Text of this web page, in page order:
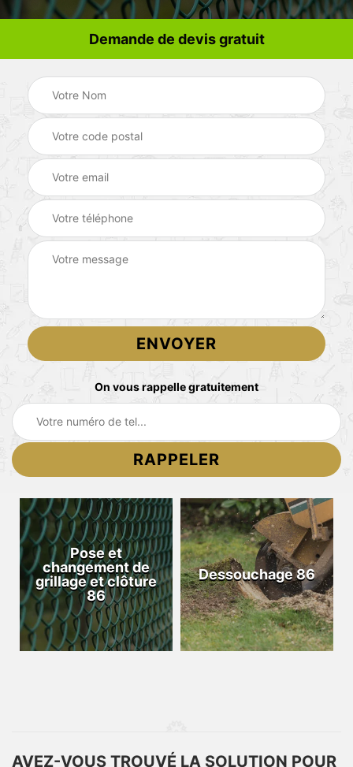
Demande de devis gratuit
On vous rappelle gratuitement
Pose et
changement de
grillage et clôture
86
Dessouchage 86
AVEZ-VOUS TROUVÉ LA SOLUTION POUR